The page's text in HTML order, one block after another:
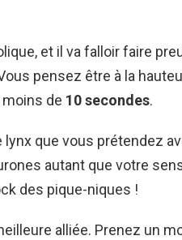
et il va falloir faire
pensez être à la
de 10 secondes.
que vous prétendez
autant que votre
des pique-niques !
alliée. Prenez un